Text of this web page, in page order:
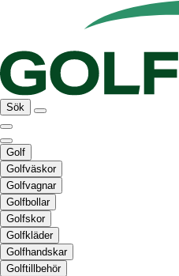
Sök
Golf
Golfväskor
Golfvagnar
Golfbollar
Golfskor
Golfkläder
Golfhandskar
Golftillbehör